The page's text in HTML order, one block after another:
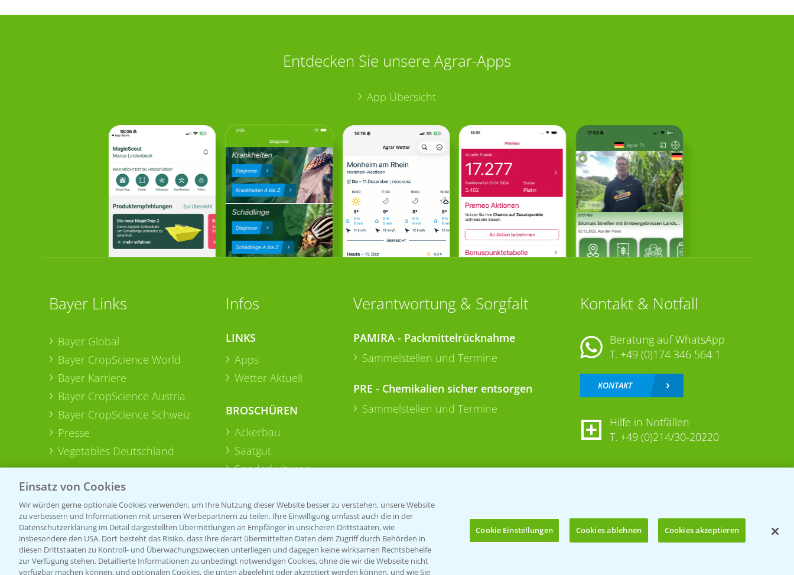
Entdecken Sie unsere Agrar-Apps
App Übersicht
Bayer Links
Bayer Global
Bayer CropScience World
Bayer Karriere
Bayer CropScience Austria
Bayer CropScience Schweiz
Presse
Vegetables Deutschland
Infos
LINKS
Apps
Wetter Aktuell
BROSCHÜREN
Ackerbau
Saatgut
Sonderkulturen
Verantwortung & Sorgfalt
PAMIRA - Packmittelrücknahme
Sammelstellen und Termine
PRE - Chemikalien sicher entsorgen
Sammelstellen und Termine
Kontakt & Notfall
Beratung auf WhatsApp
T. +49 (0)174 346 564 1
KONTAKT
Hilfe in Notfällen
T. +49 (0)214/30-20220
Einsatz von Cookies
Wir würden gerne optionale Cookies verwenden, um Ihre Nutzung dieser Website besser zu verstehen, unsere Website
zu verbessern und Informationen mit unseren Werbepartnern zu teilen. Ihre Einwilligung umfasst auch die in der
Datenschutzerklärung im Detail dargestellten Übermittlungen an Empfänger in unsicheren Drittstaaten, wie
insbesondere den USA. Dort besteht das Risiko, dass Ihre derart übermittelten Daten dem Zugriff durch Behörden in
diesen Drittstaaten zu Kontroll- und Überwachungszwecken unterliegen und dagegen keine wirksamen Rechtsbehelfe
zur Verfügung stehen. Detaillierte Informationen zu unbedingt notwendigen Cookies, ohne die wir die Webseite nicht
verfügbar machen können, und optionalen Cookies, die unten abgelehnt oder akzeptiert werden können, und wie Sie
Cookie Einstellungen Cookies ablehnen Cookies akzeptieren